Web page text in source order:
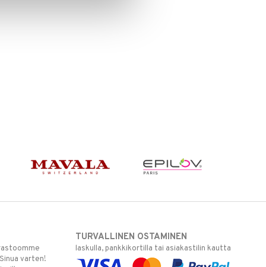
varten!
TURVALLINEN OSTAMINEN
laskulla, pankkikortilla tai asiakastilin kautta